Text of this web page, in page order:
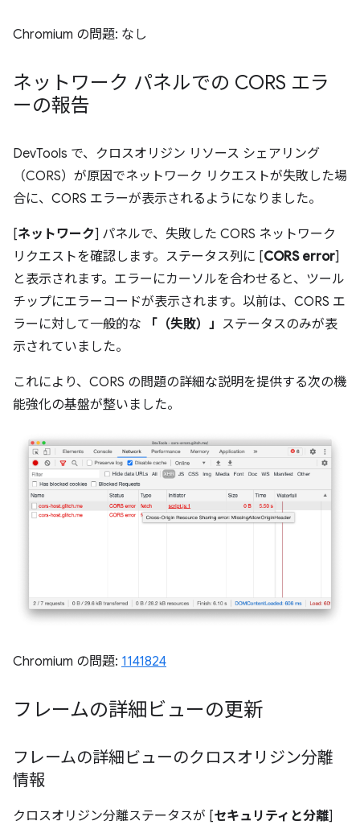
Chromium の問題: なし
ネットワーク パネルでの CORS エラ
ーの報告
DevTools で、クロスオリジン リソース シェアリング
（CORS）が原因でネットワーク リクエストが失敗した場
合に、CORS エラーが表示されるようになりました。
[ネットワーク] パネルで、失敗した CORS ネットワーク
リクエストを確認します。ステータス列に [CORS error]
と表示されます。エラーにカーソルを合わせると、ツール
チップにエラーコードが表示されます。以前は、CORS エ
ラーに対して一般的な
「（失敗）」 ステータスのみが表
示されていました。
これにより、CORS の問題の詳細な説明を提供する次の機
能強化の基盤が整いました。
Chromium の問題: 1141824
フレームの詳細ビューの更新
フレームの詳細ビューのクロスオリジン分離
情報
クロスオリジン分離ステータスが [セキュリティと分離]